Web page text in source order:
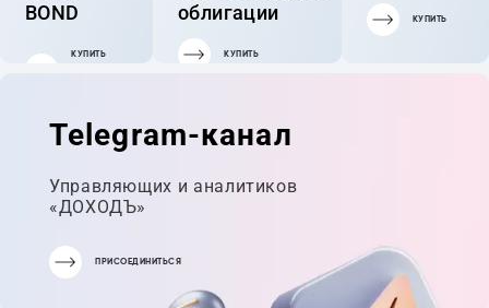
BOND
КУПИТЬ
облигации
КУПИТЬ
КУПИТЬ
Telegram-канал
Управляющих и аналитиков
«ДОХОДЪ»
ПРИСОЕДИНИТЬСЯ